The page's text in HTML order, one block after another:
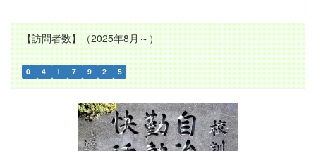
【訪問者数】（2025年8月～）
0 4 1 7 9 2 5